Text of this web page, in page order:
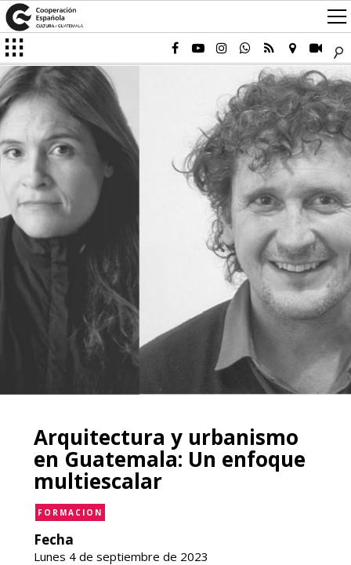
Arquitectura y urbanismo
en Guatemala: Un enfoque
multiescalar
FORMACION
Fecha
Lunes 4 de septiembre de 2023